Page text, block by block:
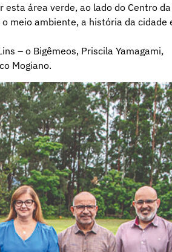
área verde, ao lado do Centro da
meio ambiente, a história da cidade
– o Bigêmeos, Priscila Yamagami,
Mogiano.